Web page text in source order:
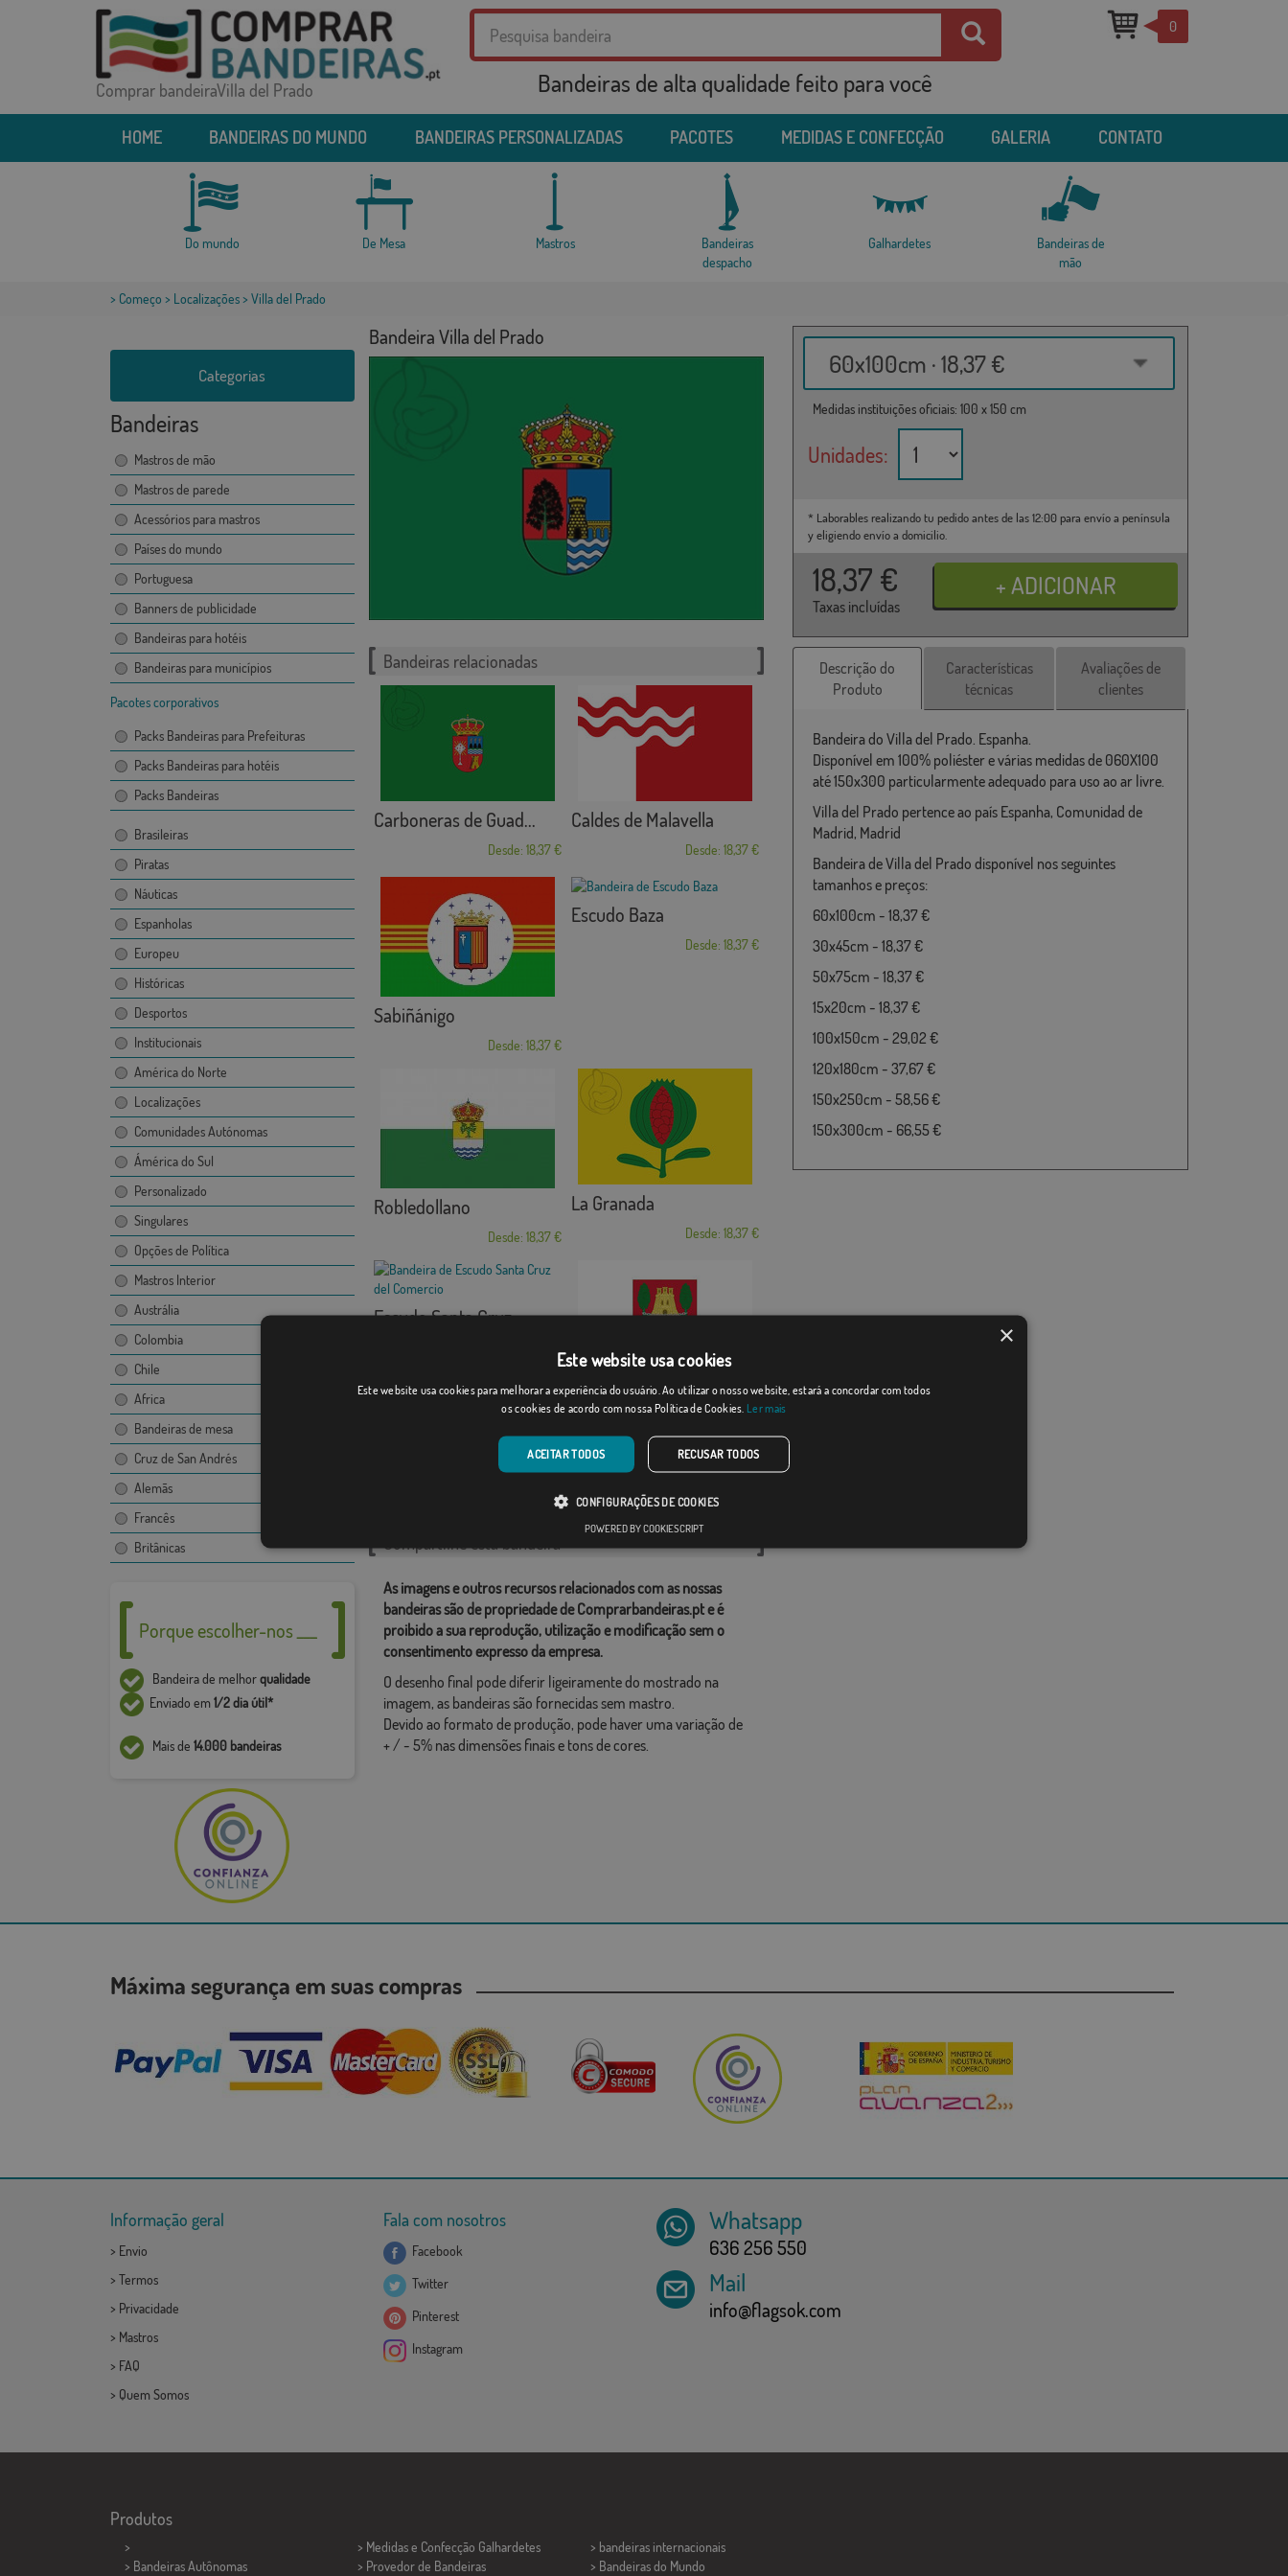
Comprar bandeiraVilla del Prado Bandeiras de alta qualidade feito para você
0
HOME BANDEIRAS DO MUNDO BANDEIRAS PERSONALIZADAS PACOTES MEDIDAS E CONFECÇÃO GALERIA CONTATO
Do mundo De Mesa Mastros
Bandeiras
despacho
Galhardetes
Bandeiras de
mão
> Começo > Localizações> Villa del Prado
Categorias
Bandeiras
Mastros de mão
Mastros de parede
Acessórios para mastros
Países do mundo
Portuguesa
Banners de publicidade
Bandeiras para hotéis
Bandeiras para municípios
Pacotes corporativos
Packs Bandeiras para Prefeituras
Packs Bandeiras para hotéis
Packs Bandeiras
Brasileiras
Piratas
Náuticas
Espanholas
Europeu
Históricas
Desportos
Institucionais
América do Norte
Localizações
Comunidades Autónomas
Ámérica do Sul
Personalizado
Singulares
Opções de Política
Mastros Interior
Austrália
Colombia
Chile
Africa
Bandeiras de mesa
Cruz de San Andrés
Alemãs
Francês
Britânicas
Porque escolher-nos ___
Bandeira de melhorqualidade
Enviado em1/2 dia útil*
Mais de 14.000 bandeiras
Bandeira Villa del Prado
60x100cm · 18,37 €
Medidas instituições oficiais: 100 x 150 cm
Unidades:
* Laborables realizando tu pedido antes de las 12:00 para envío a península
y eligiendo envío a domicilio.
18,37 €
Taxas incluídas
Bandeiras relacionadas
Carboneras de Guad...
Desde: 18,37 €
Caldes de Malavella
Desde: 18,37 €
Sabiñánigo
Desde: 18,37 €
Escudo Baza
Desde: 18,37 €
Robledollano
Desde: 18,37 €
La Granada
Desde: 18,37 €
Escudo Santa Cruz ...
Arrasate/Mondragón
Categorias relacionadas:
Compartilhe esta bandeira
As imagens e outros recursos relacionados com as nossas
bandeiras são de propriedade de Comprarbandeiras.pt e é
proibido a sua reprodução, utilização e modificação sem o
consentimento expresso da empresa.
O desenho final pode diferir ligeiramente do mostrado na
imagem, as bandeiras são fornecidas sem mastro.
Devido ao formato de produção, pode haver uma variação de
+ / - 5% nas dimensões finais e tons de cores.
Descrição do
Produto
Características
técnicas
Avaliações de
clientes
Bandeira do Villa del Prado. Espanha.
Disponível em 100% poliéster e várias medidas de 060X100
até 150x300 particularmente adequado para uso ao ar livre.
Villa del Prado pertence ao país Espanha, Comunidad de
Madrid, Madrid
Bandeira de Villa del Prado disponível nos seguintes
tamanhos e preços:
60x100cm - 18,37 €
30x45cm - 18,37 €
50x75cm - 18,37 €
15x20cm - 18,37 €
100x150cm - 29,02 €
120x180cm - 37,67 €
150x250cm - 58,56 €
150x300cm - 66,55 €
Máxima segurança em suas compras
Informação geral
> Envio
> Termos
> Privacidade
> Mastros
> FAQ
> Quem Somos
Fala com nosotros
Facebook
Twitter
Pinterest
Instagram
Whatsapp
636 256 550
Mail
info@flagsok.com
Produtos
>
> Bandeiras Autônomas
> Medidas e Confecção Galhardetes
> Provedor de Bandeiras
> bandeiras internacionais
> Bandeiras do Mundo
×
Este website usa cookies
Este website usa cookies para melhorar a experiência do usuário. Ao utilizar o nosso website, estará a concordar com todos
os cookies de acordo com nossa Política de Cookies. Ler mais
ACEITAR TODOS RECUSAR TODOS
CONFIGURAÇÕES DE COOKIES
POWERED BY COOKIESCRIPT